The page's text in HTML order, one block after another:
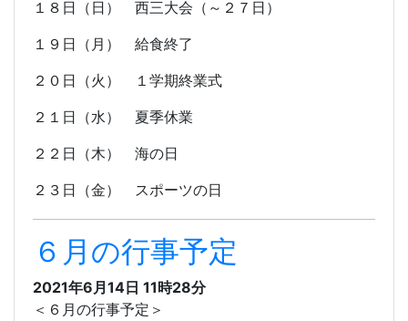
１８日（日） 西三大会（～２７日）
１９日（月） 給食終了
２０日（火） １学期終業式
２１日（水） 夏季休業
２２日（木） 海の日
２３日（金） スポーツの日
６月の行事予定
2021年6月14日 11時28分
＜６月の行事予定＞